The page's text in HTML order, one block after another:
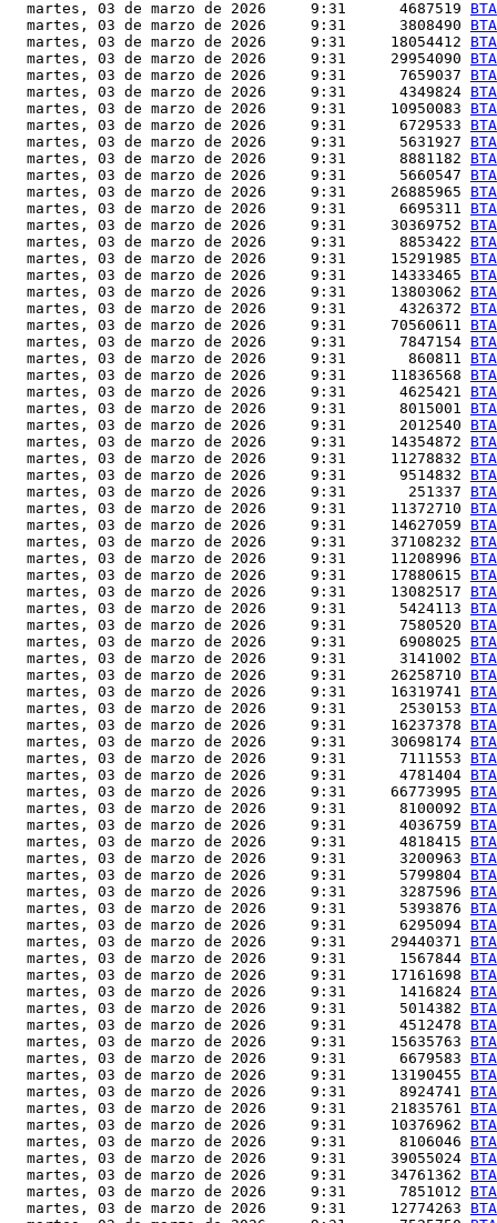
  martes, 03 de marzo de 2026     9:31      4687519
  martes, 03 de marzo de 2026     9:31      3808490
  martes, 03 de marzo de 2026     9:31     18054412
  martes, 03 de marzo de 2026     9:31     29954090
  martes, 03 de marzo de 2026     9:31      7659037
  martes, 03 de marzo de 2026     9:31      4349824
  martes, 03 de marzo de 2026     9:31     10950083
  martes, 03 de marzo de 2026     9:31      6729533
  martes, 03 de marzo de 2026     9:31      5631927
  martes, 03 de marzo de 2026     9:31      8881182
  martes, 03 de marzo de 2026     9:31      5660547
  martes, 03 de marzo de 2026     9:31     26885965
  martes, 03 de marzo de 2026     9:31      6695311
  martes, 03 de marzo de 2026     9:31     30369752
  martes, 03 de marzo de 2026     9:31      8853422
  martes, 03 de marzo de 2026     9:31     15291985
  martes, 03 de marzo de 2026     9:31     14333465
  martes, 03 de marzo de 2026     9:31     13803062
  martes, 03 de marzo de 2026     9:31      4326372
  martes, 03 de marzo de 2026     9:31     70560611
  martes, 03 de marzo de 2026     9:31      7847154
  martes, 03 de marzo de 2026     9:31       860811
  martes, 03 de marzo de 2026     9:31     11836568
  martes, 03 de marzo de 2026     9:31      4625421
  martes, 03 de marzo de 2026     9:31      8015001
  martes, 03 de marzo de 2026     9:31      2012540
  martes, 03 de marzo de 2026     9:31     14354872
  martes, 03 de marzo de 2026     9:31     11278832
  martes, 03 de marzo de 2026     9:31      9514832
  martes, 03 de marzo de 2026     9:31       251337
  martes, 03 de marzo de 2026     9:31     11372710
  martes, 03 de marzo de 2026     9:31     14627059
  martes, 03 de marzo de 2026     9:31     37108232
  martes, 03 de marzo de 2026     9:31     11208996
  martes, 03 de marzo de 2026     9:31     17880615
  martes, 03 de marzo de 2026     9:31     13082517
  martes, 03 de marzo de 2026     9:31      5424113
  martes, 03 de marzo de 2026     9:31      7580520
  martes, 03 de marzo de 2026     9:31      6908025
  martes, 03 de marzo de 2026     9:31      3141002
  martes, 03 de marzo de 2026     9:31     26258710
  martes, 03 de marzo de 2026     9:31     16319741
  martes, 03 de marzo de 2026     9:31      2530153
  martes, 03 de marzo de 2026     9:31     16237378
  martes, 03 de marzo de 2026     9:31     30698174
  martes, 03 de marzo de 2026     9:31      7111553
  martes, 03 de marzo de 2026     9:31      4781404
  martes, 03 de marzo de 2026     9:31     66773995
  martes, 03 de marzo de 2026     9:31      8100092
  martes, 03 de marzo de 2026     9:31      4036759
  martes, 03 de marzo de 2026     9:31      4818415
  martes, 03 de marzo de 2026     9:31      3200963
  martes, 03 de marzo de 2026     9:31      5799804
  martes, 03 de marzo de 2026     9:31      3287596
  martes, 03 de marzo de 2026     9:31      5393876
  martes, 03 de marzo de 2026     9:31      6295094
  martes, 03 de marzo de 2026     9:31     29440371
  martes, 03 de marzo de 2026     9:31      1567844
  martes, 03 de marzo de 2026     9:31     17161698
  martes, 03 de marzo de 2026     9:31      1416824
  martes, 03 de marzo de 2026     9:31      5014382
  martes, 03 de marzo de 2026     9:31      4512478
  martes, 03 de marzo de 2026     9:31     15635763
  martes, 03 de marzo de 2026     9:31      6679583
  martes, 03 de marzo de 2026     9:31     13190455
  martes, 03 de marzo de 2026     9:31      8924741
  martes, 03 de marzo de 2026     9:31     21835761
  martes, 03 de marzo de 2026     9:31     10376962
  martes, 03 de marzo de 2026     9:31      8106046
  martes, 03 de marzo de 2026     9:31     39055024
  martes, 03 de marzo de 2026     9:31     34761362
  martes, 03 de marzo de 2026     9:31      7851012
  martes, 03 de marzo de 2026     9:31     12774263